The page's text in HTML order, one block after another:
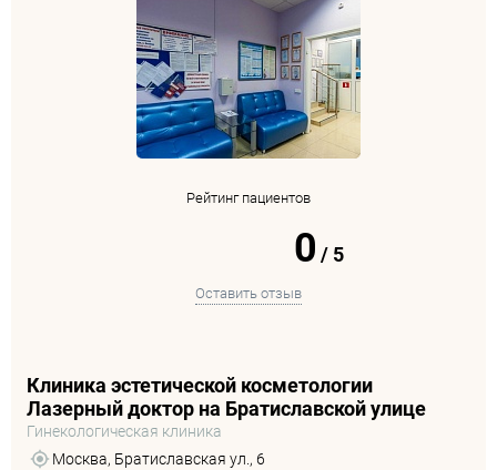
Рейтинг пациентов
0 / 5
Оставить отзыв
Клиника эстетической косметологии
Лазерный доктор на Братиславской улице
Гинекологическая клиника
Москва, Братиславская ул., 6